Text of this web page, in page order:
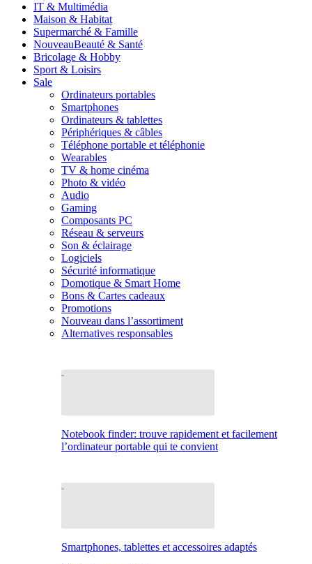
IT & Multimédia
Maison & Habitat
Supermarché & Famille
NouveauBeauté & Santé
Bricolage & Hobby
Sport & Loisirs
Sale
Ordinateurs portables
Smartphones
Ordinateurs & tablettes
Périphériques & câbles
Téléphone portable et téléphonie
Wearables
TV & home cinéma
Photo & vidéo
Audio
Gaming
Composants PC
Réseau & serveurs
Son & éclairage
Logiciels
Sécurité informatique
Domotique & Smart Home
Bons & Cartes cadeaux
Promotions
Nouveau dans l’assortiment
Alternatives responsables
Notebook finder: trouve rapidement et facilement
l’ordinateur portable qui te convient
Smartphones, tablettes et accessoires adaptés